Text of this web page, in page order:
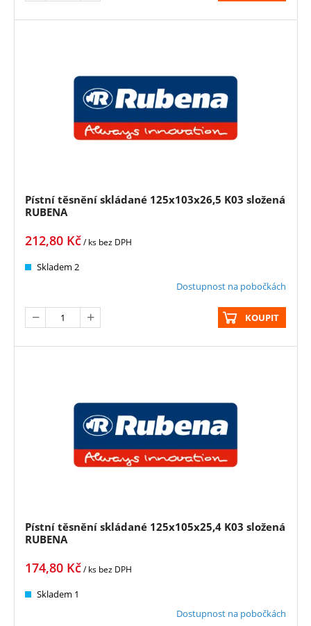
Pístní těsnění skládané 125x103x26,5 K03 složená
RUBENA
212,80 Kč/ ks bez DPH
Skladem 2
Dostupnost na pobočkách
KOUPIT
Pístní těsnění skládané 125x105x25,4 K03 složená
RUBENA
174,80 Kč/ ks bez DPH
Skladem 1
Dostupnost na pobočkách